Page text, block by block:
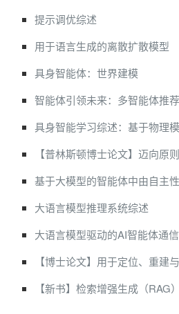
提示调优综述
用于语言生成的离散扩散模型
具身智能体：世界建模
智能体引领未来：多智能体推
具身智能学习综述：基于物理
【普林斯顿博士论文】迈向原
基于大模型的智能体中由自主
大语言模型推理系统综述
大语言模型驱动的AI智能体通
【博士论文】用于定位、重建
【新书】检索增强生成（RAG